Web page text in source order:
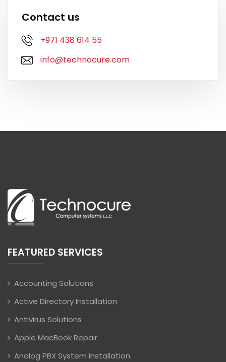
Contact us
+971 438 614 55
info@technocure.com
FEATURED SERVICES
Accounting Solutions
Active Directory Installation
Antivirus Solutions
Apple MacBook Repair
Analog PBX System Installation